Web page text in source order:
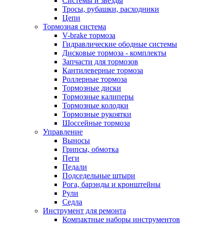
Тросы, рубашки, расходники
Цепи
Тормозная система
V-brake тормоза
Гидравлические ободные системы
Дисковые тормоза - комплекты
Запчасти для тормозов
Кантилеверные тормоза
Роллерные тормоза
Тормозные диски
Тормозные калиперы
Тормозные колодки
Тормозные рукоятки
Шоссейные тормоза
Управление
Выносы
Грипсы, обмотка
Пеги
Педали
Подседельные штыри
Рога, барэнды и кронштейны
Рули
Седла
Инструмент для ремонта
Компактные наборы инструментов